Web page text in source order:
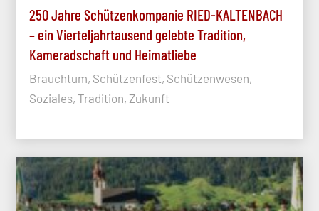
250 Jahre Schützenkompanie RIED-KALTENBACH
– ein Vierteljahrtausend gelebte Tradition,
Kameradschaft und Heimatliebe
Brauchtum, Schützenfest, Schützenwesen,
Soziales, Tradition, Zukunft